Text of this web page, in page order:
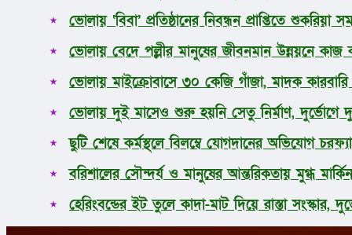
ভোলায় ‘বিবা’ প্রতিষ্ঠানের নিবন্ধন প্রাপ্তিতে
ভোলায় বেদে পল্লীর মানুষের জীবনমান উন্নয়নে কাজ
ভোলায় মাইক্রোবাসে ৩০ কেজি গাঁজা, মাদক
ভোলায় দুই মাসেও শুরু হয়নি সেতু নির্মাণ, দুর্ভোগে
ছুটি শেষে কর্মস্থলে বিলম্বে যোগদানের অভিযোগ
বরিশালের সৌন্দর্য ও মানুষের আন্তরিকতায় মুগ্ধ মার্কিন
হেরিংবন্ডের ইট তুলে কাদা-মাট দিয়ে রাস্তা সংস্কার,